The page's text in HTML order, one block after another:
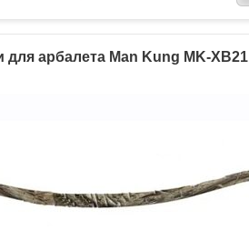
для арбалета Man Kung MK-XB21